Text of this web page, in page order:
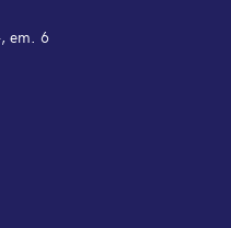
ет. 6